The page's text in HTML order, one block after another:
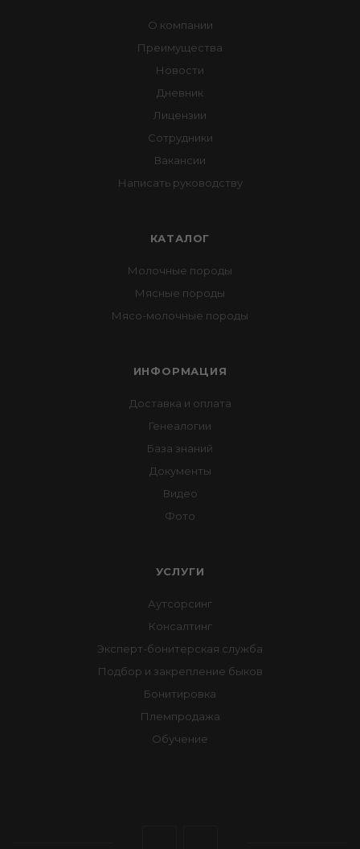
О компании
Преимущества
Новости
Дневник
Лицензии
Сотрудники
Вакансии
Написать руководству
КАТАЛОГ
Молочные породы
Мясные породы
Мясо-молочные породы
ИНФОРМАЦИЯ
Доставка и оплата
Генеалогии
База знаний
Документы
Видео
Фото
УСЛУГИ
Аутсорсинг
Консалтинг
Эксперт-бонитерская служба
Подбор и закрепление быков
Бонитировка
Племпродажа
Обучение